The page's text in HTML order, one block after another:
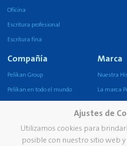
Oficina
Escritura profesional
Escritura fina
Compañía
Pelikan Group
Pelikan en todo el mundo
Sustentabilidad
Marca
Nuestra
La marca
Ajustes de
Utilizamos cookies para
posible con nuestro sitio web